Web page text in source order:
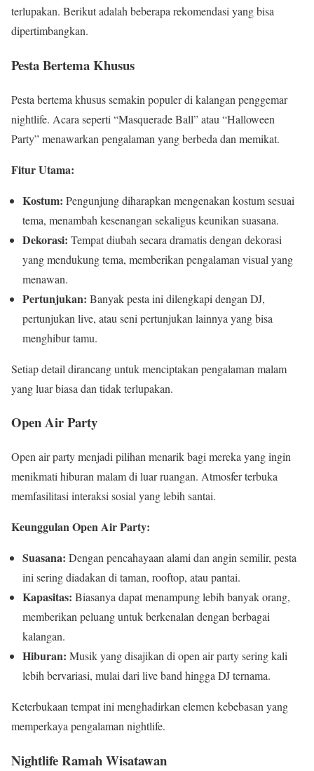
terlupakan. Berikut adalah beberapa rekomendasi yang bisa
dipertimbangkan.
Pesta Bertema Khusus
Pesta bertema khusus semakin populer di kalangan penggemar
nightlife. Acara seperti “Masquerade Ball” atau “Halloween
Party” menawarkan pengalaman yang berbeda dan memikat.
Fitur Utama:
Kostum: Pengunjung diharapkan mengenakan kostum sesuai
tema, menambah kesenangan sekaligus keunikan suasana.
Dekorasi: Tempat diubah secara dramatis dengan dekorasi
yang mendukung tema, memberikan pengalaman visual yang
menawan.
Pertunjukan: Banyak pesta ini dilengkapi dengan DJ,
pertunjukan live, atau seni pertunjukan lainnya yang bisa
menghibur tamu.
Setiap detail dirancang untuk menciptakan pengalaman malam
yang luar biasa dan tidak terlupakan.
Open Air Party
Open air party menjadi pilihan menarik bagi mereka yang ingin
menikmati hiburan malam di luar ruangan. Atmosfer terbuka
memfasilitasi interaksi sosial yang lebih santai.
Keunggulan Open Air Party:
Suasana: Dengan pencahayaan alami dan angin semilir, pesta
ini sering diadakan di taman, rooftop, atau pantai.
Kapasitas: Biasanya dapat menampung lebih banyak orang,
memberikan peluang untuk berkenalan dengan berbagai
kalangan.
Hiburan: Musik yang disajikan di open air party sering kali
lebih bervariasi, mulai dari live band hingga DJ ternama.
Keterbukaan tempat ini menghadirkan elemen kebebasan yang
memperkaya pengalaman nightlife.
Nightlife Ramah Wisatawan